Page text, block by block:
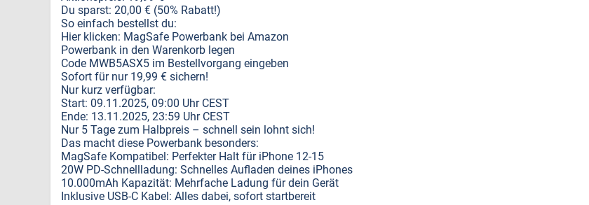
Du sparst: 20,00 € (50% Rabatt!)
So einfach bestellst du:
Hier klicken: MagSafe Powerbank bei Amazon
Powerbank in den Warenkorb legen
Code MWB5ASX5 im Bestellvorgang eingeben
Sofort für nur 19,99 € sichern!
Nur kurz verfügbar:
Start: 09.11.2025, 09:00 Uhr CEST
Ende: 13.11.2025, 23:59 Uhr CEST
Nur 5 Tage zum Halbpreis – schnell sein lohnt sich!
Das macht diese Powerbank besonders:
MagSafe Kompatibel: Perfekter Halt für iPhone 12-15
20W PD-Schnellladung: Schnelles Aufladen deines iPhones
10.000mAh Kapazität: Mehrfache Ladung für dein Gerät
Inklusive USB-C Kabel: Alles dabei, sofort startbereit